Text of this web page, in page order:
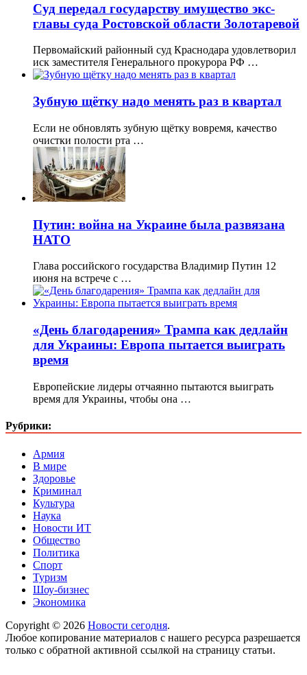
Суд передал государству имущество экс-
главы суда Ростовской области Золотаревой
Первомайский районный суд Краснодара удовлетворил
иск заместителя Генерального прокурора РФ …
Зубную щётку надо менять раз в квартал
Если не обновлять зубную щётку вовремя, качество
очистки полости рта …
Путин: война на Украине была развязана
НАТО
Глава российского государства Владимир Путин 12
июня на встрече с …
«День благодарения» Трампа как дедлайн
для Украины: Европа пытается выиграть
время
Европейские лидеры отчаянно пытаются выиграть
время для Украины, чтобы она …
Рубрики:
Армия
В мире
Здоровье
Криминал
Культура
Наука
Новости ИТ
Общество
Политика
Спорт
Туризм
Шоу-бизнес
Экономика
Copyright © 2026 Новости сегодня.
Любое копирование материалов с нашего ресурса разрешается
только с обратной активной ссылкой на страницу статьи.